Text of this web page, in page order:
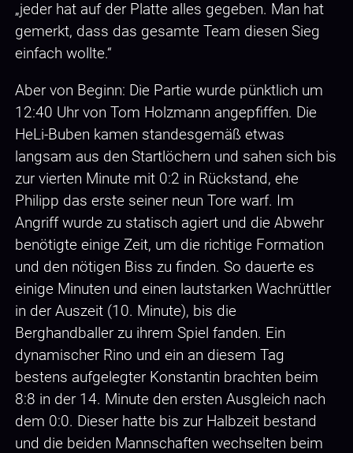
„jeder hat auf der Platte alles gegeben. Man hat
gemerkt, dass das gesamte Team diesen Sieg
einfach wollte.“
Aber von Beginn: Die Partie wurde pünktlich um
12:40 Uhr von Tom Holzmann angepfiffen. Die
HeLi-Buben kamen standesgemäß etwas
langsam aus den Startlöchern und sahen sich bis
zur vierten Minute mit 0:2 in Rückstand, ehe
Philipp das erste seiner neun Tore warf. Im
Angriff wurde zu statisch agiert und die Abwehr
benötigte einige Zeit, um die richtige Formation
und den nötigen Biss zu finden. So dauerte es
einige Minuten und einen lautstarken Wachrüttler
in der Auszeit (10. Minute), bis die
Berghandballer zu ihrem Spiel fanden. Ein
dynamischer Rino und ein an diesem Tag
bestens aufgelegter Konstantin brachten beim
8:8 in der 14. Minute den ersten Ausgleich nach
dem 0:0. Dieser hatte bis zur Halbzeit bestand
und die beiden Mannschaften wechselten beim